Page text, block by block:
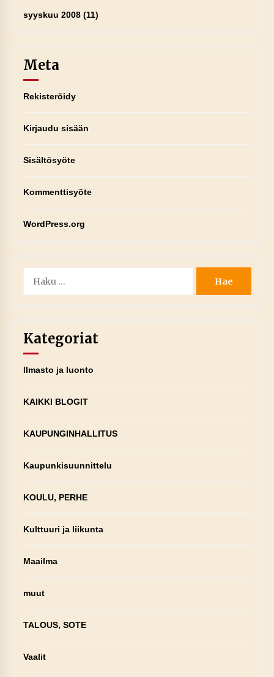
syyskuu 2008(11)
Meta
Rekisteröidy
Kirjaudu sisään
Sisältösyöte
Kommenttisyöte
WordPress.org
Kategoriat
Ilmasto ja luonto
KAIKKI BLOGIT
KAUPUNGINHALLITUS
Kaupunkisuunnittelu
KOULU, PERHE
Kulttuuri ja liikunta
Maailma
muut
TALOUS, SOTE
Vaalit